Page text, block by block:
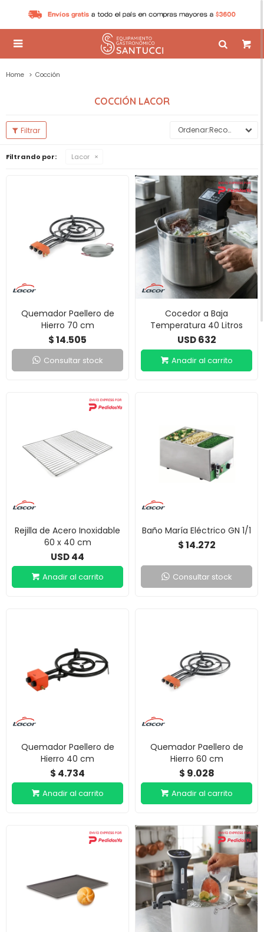

Home Cocción
COCCIÓN LACOR
Recomendados
Filtrando por: Lacor
Quemador Paellero de
Hierro 70 cm
$14.505
Consultar stock
Cocedor a Baja
Temperatura 40 Litros
USD 632
Rejilla de Acero Inoxidable
60 x 40 cm
USD44
Baño María Eléctrico GN 1/1
$14.272
Consultar stock
Quemador Paellero de
Hierro 40 cm
$ 4.734
Quemador Paellero de
Hierro 60 cm
$ 9.028